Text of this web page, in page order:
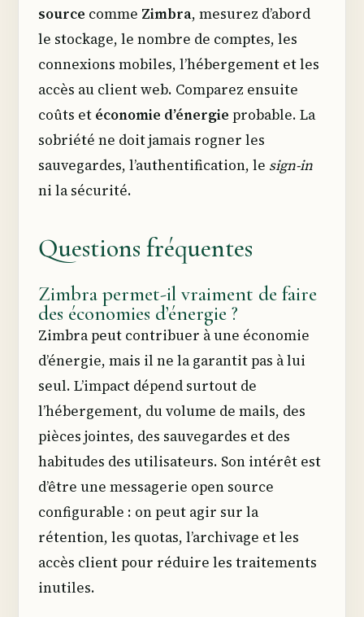
source comme Zimbra, mesurez d’abord
le stockage, le nombre de comptes, les
connexions mobiles, l’hébergement et les
accès au client web. Comparez ensuite
coûts et économie d’énergie probable. La
sobriété ne doit jamais rogner les
sauvegardes, l’authentification, le sign-in
ni la sécurité.
Questions fréquentes
Zimbra permet-il vraiment de faire
des économies d’énergie ?
Zimbra peut contribuer à une économie
d’énergie, mais il ne la garantit pas à lui
seul. L’impact dépend surtout de
l’hébergement, du volume de mails, des
pièces jointes, des sauvegardes et des
habitudes des utilisateurs. Son intérêt est
d’être une messagerie open source
configurable : on peut agir sur la
rétention, les quotas, l’archivage et les
accès client pour réduire les traitements
inutiles.